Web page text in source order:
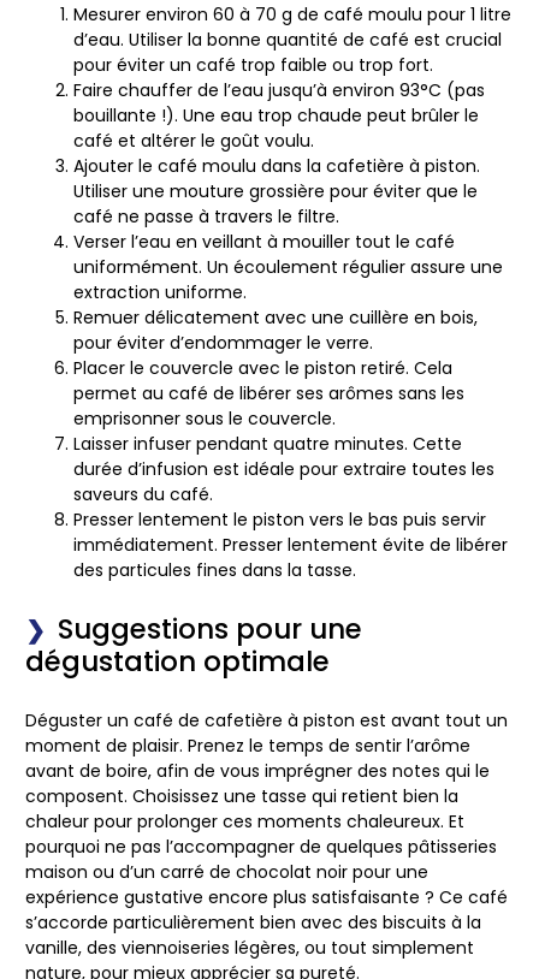
Mesurer environ 60 à 70 g de café moulu pour 1 litre
d’eau. Utiliser la bonne quantité de café est crucial
pour éviter un café trop faible ou trop fort.
Faire chauffer de l’eau jusqu’à environ 93°C (pas
bouillante !). Une eau trop chaude peut brûler le
café et altérer le goût voulu.
Ajouter le café moulu dans la cafetière à piston.
Utiliser une mouture grossière pour éviter que le
café ne passe à travers le filtre.
Verser l’eau en veillant à mouiller tout le café
uniformément. Un écoulement régulier assure une
extraction uniforme.
Remuer délicatement avec une cuillère en bois,
pour éviter d’endommager le verre.
Placer le couvercle avec le piston retiré. Cela
permet au café de libérer ses arômes sans les
emprisonner sous le couvercle.
Laisser infuser pendant quatre minutes. Cette
durée d’infusion est idéale pour extraire toutes les
saveurs du café.
Presser lentement le piston vers le bas puis servir
immédiatement. Presser lentement évite de libérer
des particules fines dans la tasse.
Suggestions pour une
dégustation optimale
Déguster un café de cafetière à piston est avant tout un
moment de plaisir. Prenez le temps de sentir l’arôme
avant de boire, afin de vous imprégner des notes qui le
composent. Choisissez une tasse qui retient bien la
chaleur pour prolonger ces moments chaleureux. Et
pourquoi ne pas l’accompagner de quelques pâtisseries
maison ou d’un carré de chocolat noir pour une
expérience gustative encore plus satisfaisante ? Ce café
s’accorde particulièrement bien avec des biscuits à la
vanille, des viennoiseries légères, ou tout simplement
nature, pour mieux apprécier sa pureté.